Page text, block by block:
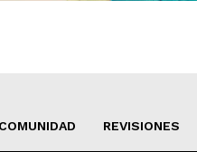
COMUNIDAD REVISIONES